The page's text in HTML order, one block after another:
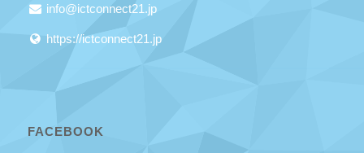
info@ictconnect21.jp
https://ictconnect21.jp
FACEBOOK